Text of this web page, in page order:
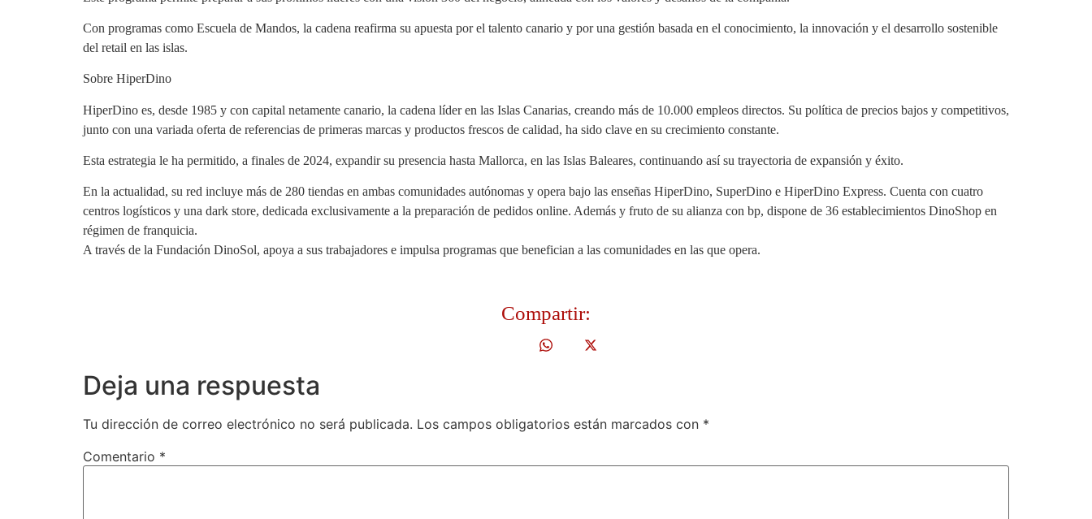
Con programas como Escuela de Mandos, la cadena reafirma su apuesta por el talento canario y por una gestión basada en el conocimiento, la innovación y el desarrollo sostenible
del retail en las islas.
Sobre HiperDino
HiperDino es, desde 1985 y con capital netamente canario, la cadena líder en las Islas Canarias, creando más de 10.000 empleos directos. Su política de precios bajos y competitivos,
junto con una variada oferta de referencias de primeras marcas y productos frescos de calidad, ha sido clave en su crecimiento constante.
Esta estrategia le ha permitido, a finales de 2024, expandir su presencia hasta Mallorca, en las Islas Baleares, continuando así su trayectoria de expansión y éxito.
En la actualidad, su red incluye más de 280 tiendas en ambas comunidades autónomas y opera bajo las enseñas HiperDino, SuperDino e HiperDino Express. Cuenta con cuatro
centros logísticos y una dark store, dedicada exclusivamente a la preparación de pedidos online. Además y fruto de su alianza con bp, dispone de 36 establecimientos DinoShop en
régimen de franquicia.
A través de la Fundación DinoSol, apoya a sus trabajadores e impulsa programas que benefician a las comunidades en las que opera.
Compartir:
Deja una respuesta
Tu dirección de correo electrónico no será publicada. Los campos obligatorios están marcados con *
Comentario *